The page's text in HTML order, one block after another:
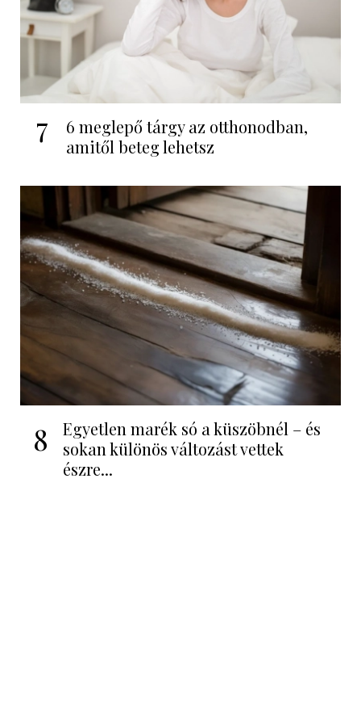
7
6 meglepő tárgy az otthonodban,
amitől beteg lehetsz
8
Egyetlen marék só a küszöbnél – és
sokan különös változást vettek
észre...